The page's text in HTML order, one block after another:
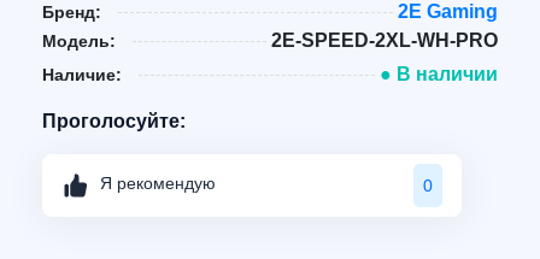
Бренд: 2E Gaming
Модель: 2E-SPEED-2XL-WH-PRO
Наличие: ● В наличии
Проголосуйте:
Я рекомендую 0